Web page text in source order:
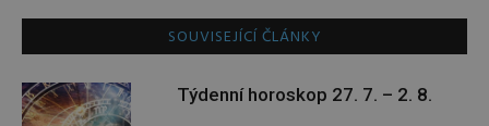
SOUVISEJÍCÍ ČLÁNKY
Týdenní horoskop 27. 7. – 2. 8.